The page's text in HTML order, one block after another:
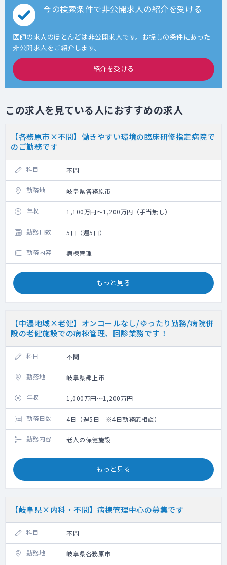
今の検索条件で非公開求人の紹介を受ける
医師の求人のほとんどは非公開求人です。お探しの条件にあった
非公開求人をご紹介します。
紹介を受ける
この求人を見ている人におすすめの求人
【各務原市×不問】働きやすい環境の臨床研修指定病院で
のご勤務です
科目 不問
勤務地 岐阜県各務原市
年収 1,100万円～1,200万円（手当無し）
勤務日数 5日（週5日）
勤務内容 病棟管理
もっと見る
【中濃地域×老健】オンコールなし/ゆったり勤務/病院併
設の老健施設での病棟管理、回診業務です！
科目 不問
勤務地 岐阜県郡上市
年収 1,000万円～1,200万円
勤務日数 4日（週5日 ※4日勤務応相談）
勤務内容 老人の保健施設
もっと見る
【岐阜県×内科・不問】病棟管理中心の募集です
科目 不問
勤務地 岐阜県各務原市